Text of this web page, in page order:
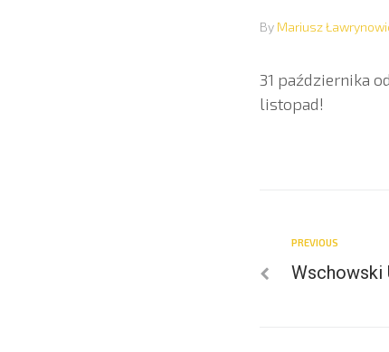
By Mariusz
31 października
listopad!
PREVIOUS
Wschowski